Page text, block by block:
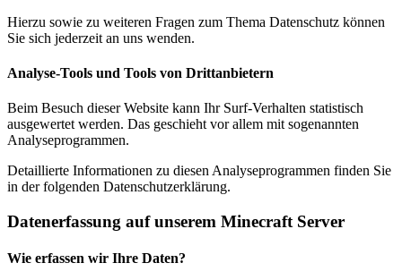
Hierzu sowie zu weiteren Fragen zum Thema Datenschutz können
Sie sich jederzeit an uns wenden.
Analyse-Tools und Tools von Dritt­anbietern
Beim Besuch dieser Website kann Ihr Surf-Verhalten statistisch
ausgewertet werden. Das geschieht vor allem mit sogenannten
Analyseprogrammen.
Detaillierte Informationen zu diesen Analyseprogrammen finden Sie
in der folgenden Datenschutzerklärung.
Datenerfassung auf unserem Minecraft Server
Wie erfassen wir Ihre Daten?